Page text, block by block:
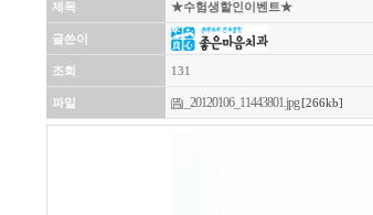
제목 ★수험생할인이벤트★
글쓴이
조회 131
파일 _20120106_11443801.jpg[266kb]